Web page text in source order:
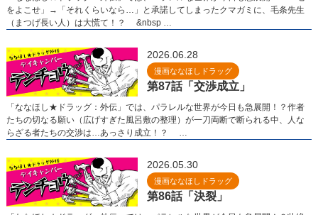
をよこせ」→「それくらいなら…」と承諾してしまったクマガミに、毛条先生
（まつげ長い人）は大慌て！？ &nbsp …
2026.06.28
漫画ななほしドラッグ
第87話「交渉成立」
「ななほし★ドラッグ：外伝」では、パラレルな世界が今日も急展開！？作者
たちの切なる願い（広げすぎた風呂敷の整理）が一刀両断で断られる中、人な
らざる者たちの交渉は…あっさり成立！？ …
2026.05.30
漫画ななほしドラッグ
第86話「決裂」